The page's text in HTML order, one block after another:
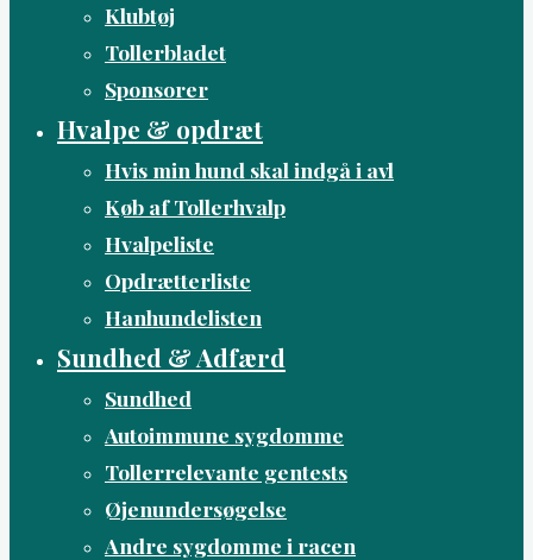
Klubtøj
Tollerbladet
Sponsorer
Hvalpe & opdræt
Hvis min hund skal indgå i avl
Køb af Tollerhvalp
Hvalpeliste
Opdrætterliste
Hanhundelisten
Sundhed & Adfærd
Sundhed
Autoimmune sygdomme
Tollerrelevante gentests
Øjenundersøgelse
Andre sygdomme i racen